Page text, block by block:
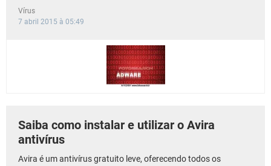
GUIA DE COMPRAS
INSTAGRAM
Vírus
7 abril 2015 à 05:49
Saiba como instalar e utilizar o Avira
antivírus
Avira é um antivírus gratuito leve, oferecendo todos os